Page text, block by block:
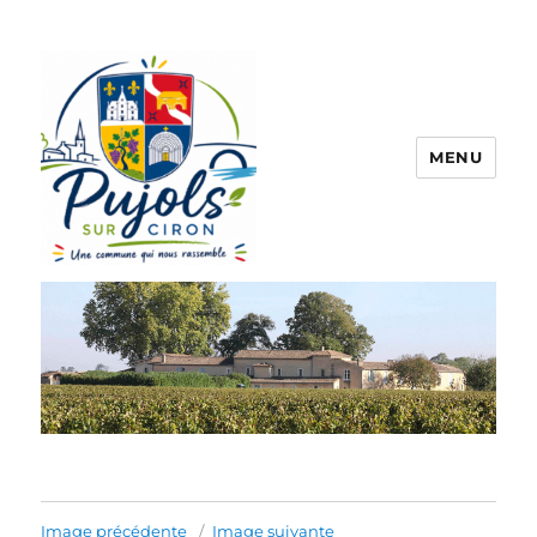
Pujols sur Ciron
MENU
Image précédente Image suivante